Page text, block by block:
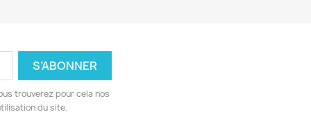
trouverez pour cela nos
du site.